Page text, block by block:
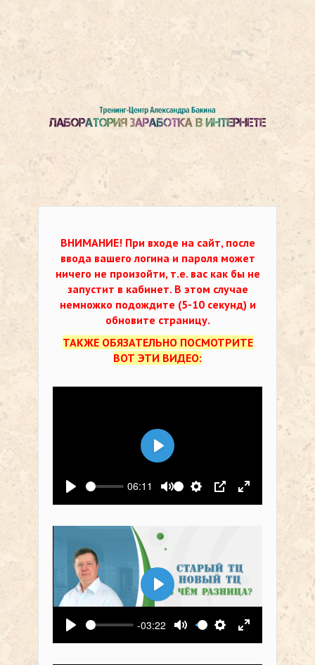
ВНИМАНИЕ! При входе на сайт, после
ввода вашего логина и пароля может
ничего не произойти, т.е. вас как бы не
запустит в кабинет. В этом случае
немножко подождите (5-10 секунд) и
обновите страницу.
ТАКЖЕ ОБЯЗАТЕЛЬНО ПОСМОТРИТЕ
ВОТ ЭТИ ВИДЕО:
Воспроизвести
06:11
Выключить звук
Настройки
PIP На весь
Воспроизвести
Воспроизвести
-03:22
Выключить звук
Настройки
На весь
Воспроизвести